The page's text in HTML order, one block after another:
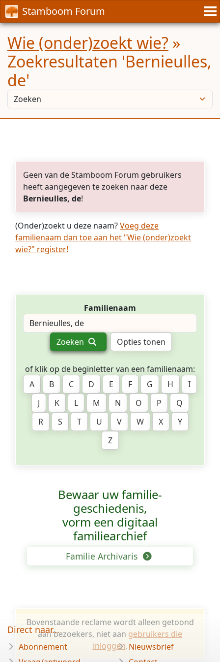
Stamboom Forum
Wie (onder)zoekt wie? »
Zoekresultaten 'Bernieulles,
de'
Geen van de Stamboom Forum gebruikers
heeft aangegeven te zoeken naar deze
Bernieulles, de!
(Onder)zoekt u deze naam?Voeg deze
familienaam dan toe aan het "Wie (onder)zoekt
wie?" register!
Familienaam
Zoeken Opties tonen
of klik op de beginletter van een familienaam:
A
B C D E F G H
I
J
K L M N O P
Q
R
S T U V W X
Y
Z
Bewaar uw familie­
geschiedenis,
vorm een digitaal
familiearchief
Familie Archivaris
Bovenstaande reclame wordt alleen getoond
aan bezoekers, niet aan gebruikers die
inloggen.
Direct naar...
Abonnement
Nieuwsbrief